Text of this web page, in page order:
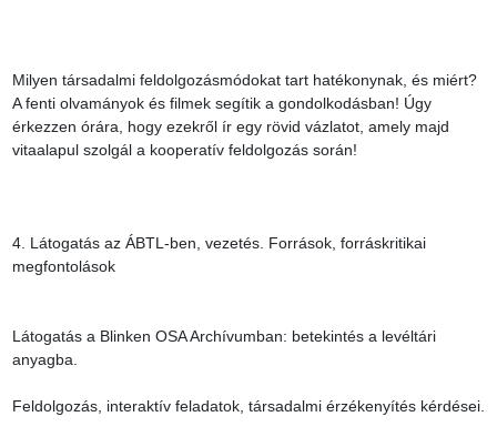
Milyen társadalmi feldolgozásmódokat tart hatékonynak, és miért?
A fenti olvamányok és filmek segítik a gondolkodásban! Úgy
érkezzen órára, hogy ezekről ír egy rövid vázlatot, amely majd
vitaalapul szolgál a kooperatív feldolgozás során!
4. Látogatás az ÁBTL-ben, vezetés. Források, forráskritikai
megfontolások
Látogatás a Blinken OSA Archívumban: betekintés a levéltári
anyagba.
Feldolgozás, interaktív feladatok, társadalmi érzékenyítés kérdései.